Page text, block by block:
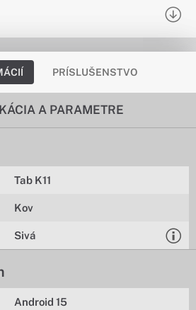
PRÍSLUŠENSTVO
A PARAMETRE
Tab K11
Kov
Sivá
Android 15